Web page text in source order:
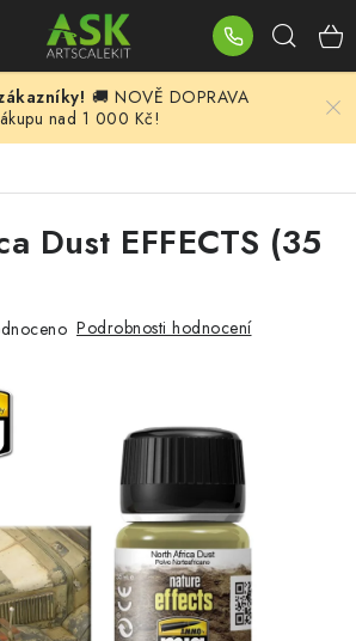
🚚 NOVĚ DOPRAVA
nad 1 000 Kč!
Dust EFFECTS (35
Podrobnosti hodnocení